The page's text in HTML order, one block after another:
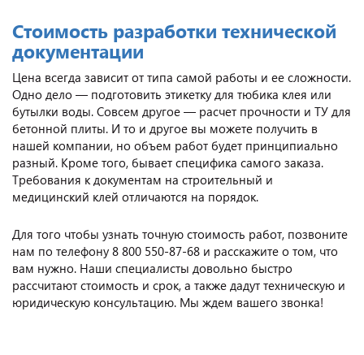
Стоимость разработки технической
документации
Цена всегда зависит от типа самой работы и ее сложности.
Одно дело — подготовить этикетку для тюбика клея или
бутылки воды. Совсем другое — расчет прочности и ТУ для
бетонной плиты. И то и другое вы можете получить в
нашей компании, но объем работ будет принципиально
разный. Кроме того, бывает специфика самого заказа.
Требования к документам на строительный и
медицинский клей отличаются на порядок.
Для того чтобы узнать точную стоимость работ, позвоните
нам по телефону 8 800 550-87-68 и расскажите о том, что
вам нужно. Наши специалисты довольно быстро
рассчитают стоимость и срок, а также дадут техническую и
юридическую консультацию. Мы ждем вашего звонка!